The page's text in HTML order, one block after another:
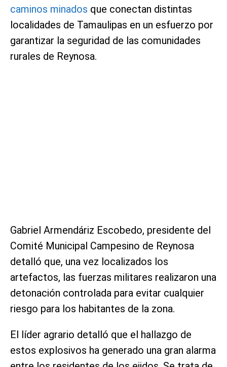
caminos minados que conectan distintas
localidades de Tamaulipas en un esfuerzo por
garantizar la seguridad de las comunidades
rurales de Reynosa.
Gabriel Armendáriz Escobedo, presidente del
Comité Municipal Campesino de Reynosa
detalló que, una vez localizados los
artefactos, las fuerzas militares realizaron una
detonación controlada para evitar cualquier
riesgo para los habitantes de la zona.
El líder agrario detalló que el hallazgo de
estos explosivos ha generado una gran alarma